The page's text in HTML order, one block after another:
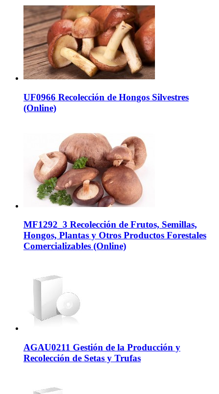
UF0966 Recolección de Hongos Silvestres
(Online)
MF1292_3 Recolección de Frutos, Semillas,
Hongos, Plantas y Otros Productos Forestales
Comercializables (Online)
AGAU0211 Gestión de la Producción y
Recolección de Setas y Trufas